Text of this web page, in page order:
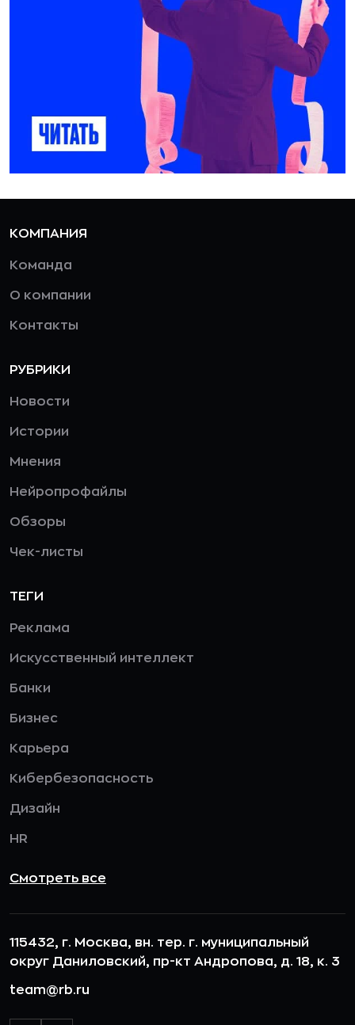
КОМПАНИЯ
Команда
О компании
Контакты
РУБРИКИ
Новости
Истории
Мнения
Нейропрофайлы
Обзоры
Чек-листы
ТЕГИ
Реклама
Искусственный интеллект
Банки
Бизнес
Карьера
Кибербезопасность
Дизайн
HR
Смотреть все
115432, г. Москва, вн. тер. г. муниципальный
округ Даниловский, пр-кт Андропова, д. 18, к. 3
team@rb.ru